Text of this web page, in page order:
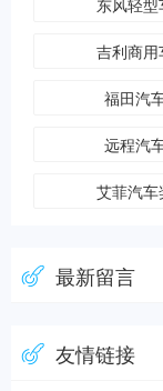
东风轻型
吉利商用
福田汽
远程汽
艾菲汽车
最新留言
友情链接